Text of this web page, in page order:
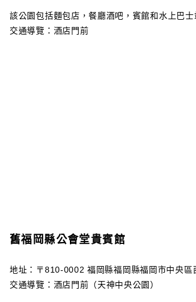
該公園包括麵包店，餐廳酒吧，賓館和水上巴士
交通導覽：酒店門前
舊福岡縣公會堂貴賓館
地址：〒810-0002 福岡縣福岡縣福岡市中央區
交通導覽：酒店門前（天神中央公園）